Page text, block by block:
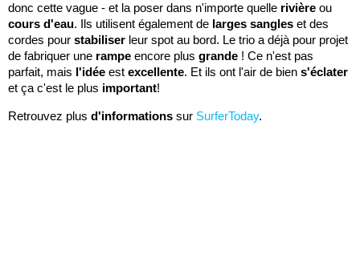
donc cette vague - et la poser dans n'importe quelle rivière ou
cours d'eau. Ils utilisent également de larges sangles et des
cordes pour stabiliser leur spot au bord. Le trio a déjà pour projet
de fabriquer une rampe encore plus grande ! Ce n'est pas
parfait, mais l'idée est excellente. Et ils ont l'air de bien s'éclater
et ça c'est le plus important!
Retrouvez plus d'informations sur SurferToday.